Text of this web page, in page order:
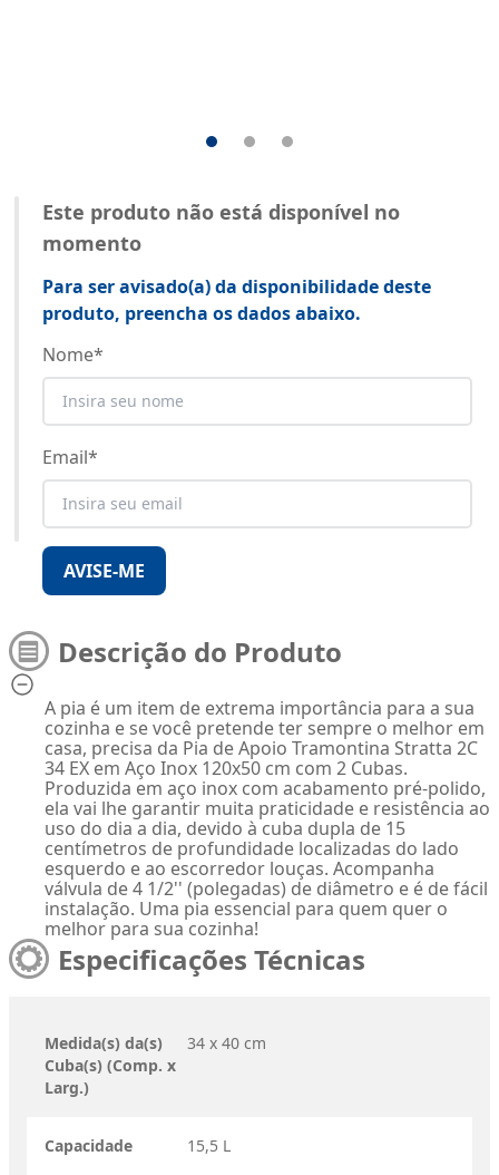
Este produto não está disponível no
momento
Para ser avisado(a) da disponibilidade deste
produto, preencha os dados abaixo.
Nome*
Email*
AVISE-ME
Descrição do Produto
A pia é um item de extrema importância para a sua
cozinha e se você pretende ter sempre o melhor em
casa, precisa da Pia de Apoio Tramontina Stratta 2C
34 EX em Aço Inox 120x50 cm com 2 Cubas.
Produzida em aço inox com acabamento pré-polido,
ela vai lhe garantir muita praticidade e resistência ao
uso do dia a dia, devido à cuba dupla de 15
centímetros de profundidade localizadas do lado
esquerdo e ao escorredor louças. Acompanha
válvula de 4 1/2'' (polegadas) de diâmetro e é de fácil
instalação. Uma pia essencial para quem quer o
melhor para sua cozinha!
Especificações Técnicas
Medida(s) da(s)
Cuba(s) (Comp. x
Larg.)
34 x 40 cm
Capacidade 15,5 L